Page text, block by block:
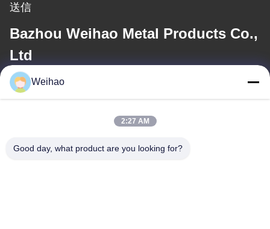
送信
Bazhou Weihao Metal Products Co.,
Ltd
電子メール
Weihao
2:27 AM
Good day, what product are you looking for?